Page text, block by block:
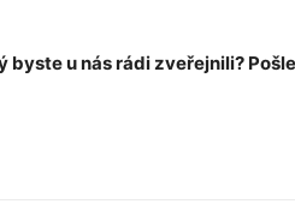
byste u nás rádi zveřejnili?